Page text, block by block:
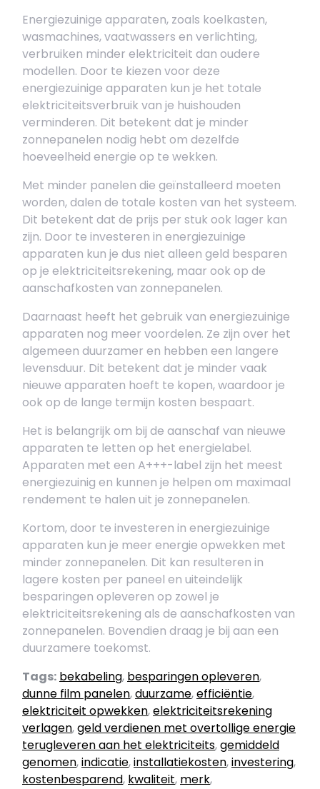
Energiezuinige apparaten, zoals koelkasten,
wasmachines, vaatwassers en verlichting,
verbruiken minder elektriciteit dan oudere
modellen. Door te kiezen voor deze
energiezuinige apparaten kun je het totale
elektriciteitsverbruik van je huishouden
verminderen. Dit betekent dat je minder
zonnepanelen nodig hebt om dezelfde
hoeveelheid energie op te wekken.
Met minder panelen die geïnstalleerd moeten
worden, dalen de totale kosten van het systeem.
Dit betekent dat de prijs per stuk ook lager kan
zijn. Door te investeren in energiezuinige
apparaten kun je dus niet alleen geld besparen
op je elektriciteitsrekening, maar ook op de
aanschafkosten van zonnepanelen.
Daarnaast heeft het gebruik van energiezuinige
apparaten nog meer voordelen. Ze zijn over het
algemeen duurzamer en hebben een langere
levensduur. Dit betekent dat je minder vaak
nieuwe apparaten hoeft te kopen, waardoor je
ook op de lange termijn kosten bespaart.
Het is belangrijk om bij de aanschaf van nieuwe
apparaten te letten op het energielabel.
Apparaten met een A+++-label zijn het meest
energiezuinig en kunnen je helpen om maximaal
rendement te halen uit je zonnepanelen.
Kortom, door te investeren in energiezuinige
apparaten kun je meer energie opwekken met
minder zonnepanelen. Dit kan resulteren in
lagere kosten per paneel en uiteindelijk
besparingen opleveren op zowel je
elektriciteitsrekening als de aanschafkosten van
zonnepanelen. Bovendien draag je bij aan een
duurzamere toekomst.
Tags: bekabeling, besparingen opleveren,
dunne film panelen,duurzame,efficiëntie,
elektriciteit opwekken,elektriciteitsrekening
verlagen,geld verdienen met overtollige energie
terugleveren aan het elektriciteits,gemiddeld
genomen,indicatie,installatiekosten,investering,
kostenbesparend, kwaliteit, merk,